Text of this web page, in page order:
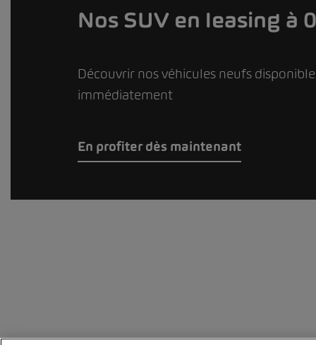
Nos SUV en leasing à
Découvrir nos véhicules neufs
immédiatement
En profiter dès maintenant